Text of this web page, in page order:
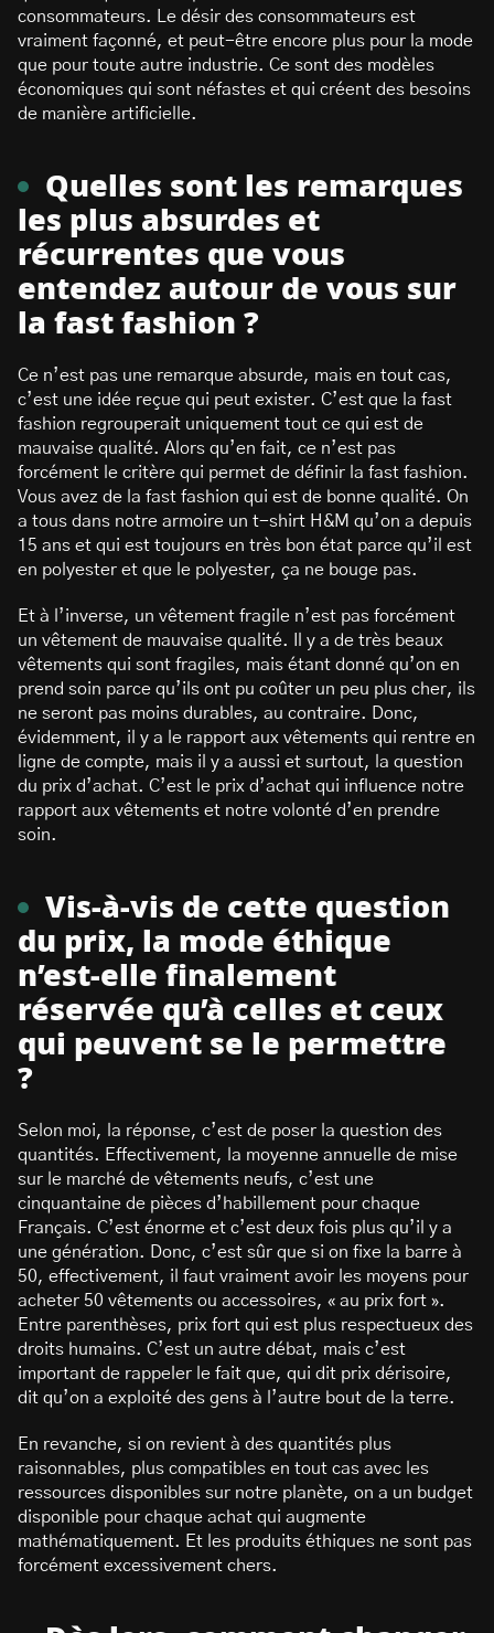
consommateurs. Le désir des consommateurs est
vraiment façonné, et peut-être encore plus pour la mode
que pour toute autre industrie. Ce sont des modèles
économiques qui sont néfastes et qui créent des besoins
de manière artificielle.
Quelles sont les remarques
les plus absurdes et
récurrentes que vous
entendez autour de vous sur
la fast fashion ?
Ce n’est pas une remarque absurde, mais en tout cas,
c’est une idée reçue qui peut exister. C’est que la fast
fashion regrouperait uniquement tout ce qui est de
mauvaise qualité. Alors qu’en fait, ce n’est pas
forcément le critère qui permet de définir la fast fashion.
Vous avez de la fast fashion qui est de bonne qualité. On
a tous dans notre armoire un t-shirt H&M qu’on a depuis
15 ans et qui est toujours en très bon état parce qu’il est
en polyester et que le polyester, ça ne bouge pas.
Et à l’inverse, un vêtement fragile n’est pas forcément
un vêtement de mauvaise qualité. Il y a de très beaux
vêtements qui sont fragiles, mais étant donné qu’on en
prend soin parce qu’ils ont pu coûter un peu plus cher, ils
ne seront pas moins durables, au contraire. Donc,
évidemment, il y a le rapport aux vêtements qui rentre en
ligne de compte, mais il y a aussi et surtout, la question
du prix d’achat. C’est le prix d’achat qui influence notre
rapport aux vêtements et notre volonté d’en prendre
soin.
Vis-à-vis de cette question
du prix, la mode éthique
n’est-elle finalement
réservée qu’à celles et ceux
qui peuvent se le permettre
?
Selon moi, la réponse, c’est de poser la question des
quantités. Effectivement, la moyenne annuelle de mise
sur le marché de vêtements neufs, c’est une
cinquantaine de pièces d’habillement pour chaque
Français. C’est énorme et c’est deux fois plus qu’il y a
une génération. Donc, c’est sûr que si on fixe la barre à
50, effectivement, il faut vraiment avoir les moyens pour
acheter 50 vêtements ou accessoires, « au prix fort ».
Entre parenthèses, prix fort qui est plus respectueux des
droits humains. C’est un autre débat, mais c’est
important de rappeler le fait que, qui dit prix dérisoire,
dit qu’on a exploité des gens à l’autre bout de la terre.
En revanche, si on revient à des quantités plus
raisonnables, plus compatibles en tout cas avec les
ressources disponibles sur notre planète, on a un budget
disponible pour chaque achat qui augmente
mathématiquement. Et les produits éthiques ne sont pas
forcément excessivement chers.